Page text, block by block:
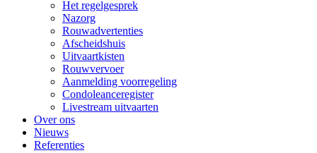
Het regelgesprek
Nazorg
Rouwadvertenties
Afscheidshuis
Uitvaartkisten
Rouwvervoer
Aanmelding voorregeling
Condoleanceregister
Livestream uitvaarten
Over ons
Nieuws
Referenties